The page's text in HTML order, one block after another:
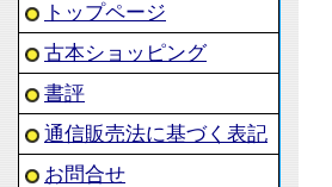
トップページ
古本ショッピング
書評
通信販売法に基づく表記
お問合せ